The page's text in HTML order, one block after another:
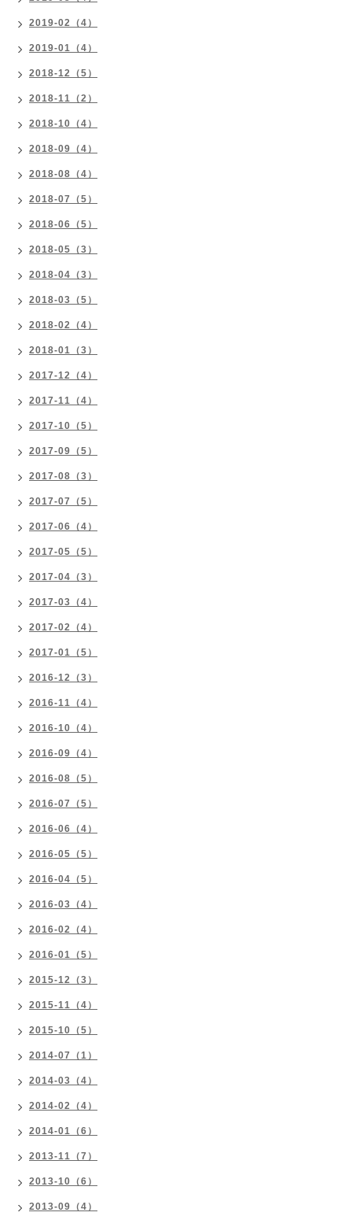
2019-02（4）
2019-01（4）
2018-12（5）
2018-11（2）
2018-10（4）
2018-09（4）
2018-08（4）
2018-07（5）
2018-06（5）
2018-05（3）
2018-04（3）
2018-03（5）
2018-02（4）
2018-01（3）
2017-12（4）
2017-11（4）
2017-10（5）
2017-09（5）
2017-08（3）
2017-07（5）
2017-06（4）
2017-05（5）
2017-04（3）
2017-03（4）
2017-02（4）
2017-01（5）
2016-12（3）
2016-11（4）
2016-10（4）
2016-09（4）
2016-08（5）
2016-07（5）
2016-06（4）
2016-05（5）
2016-04（5）
2016-03（4）
2016-02（4）
2016-01（5）
2015-12（3）
2015-11（4）
2015-10（5）
2014-07（1）
2014-03（4）
2014-02（4）
2014-01（6）
2013-11（7）
2013-10（6）
2013-09（4）